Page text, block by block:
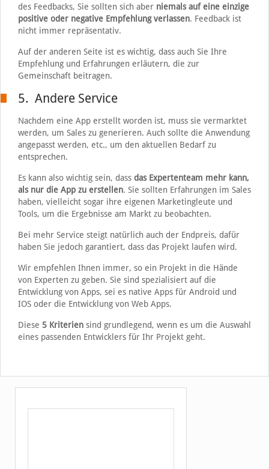
des Feedbacks, Sie sollten sich aber niemals auf eine einzige
positive oder negative Empfehlung verlassen. Feedback ist
nicht immer repräsentativ.
Auf der anderen Seite ist es wichtig, dass auch Sie Ihre
Empfehlung und Erfahrungen erläutern, die zur
Gemeinschaft beitragen.
5. Andere Service
Nachdem eine App erstellt worden ist, muss sie vermarktet
werden, um Sales zu generieren. Auch sollte die Anwendung
angepasst werden, etc., um den aktuellen Bedarf zu
entsprechen.
Es kann also wichtig sein, dass das Expertenteam mehr kann,
als nur die App zu erstellen. Sie sollten Erfahrungen im Sales
haben, vielleicht sogar ihre eigenen Marketingleute und
Tools, um die Ergebnisse am Markt zu beobachten.
Bei mehr Service steigt natürlich auch der Endpreis, dafür
haben Sie jedoch garantiert, dass das Projekt laufen wird.
Wir empfehlen Ihnen immer, so ein Projekt in die Hände
von Experten zu geben. Sie sind spezialisiert auf die
Entwicklung von Apps, sei es native Apps für Android und
IOS oder die Entwicklung von Web Apps.
Diese 5 Kriteriensind grundlegend, wenn es um die Auswahl
eines passenden Entwicklers für Ihr Projekt geht.